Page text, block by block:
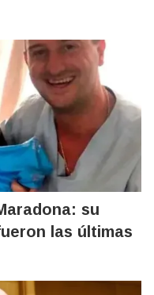
su
las últimas